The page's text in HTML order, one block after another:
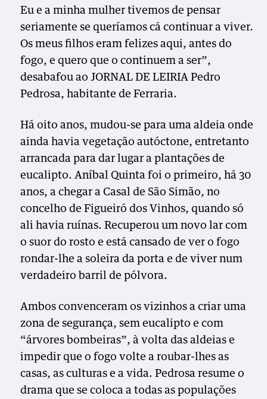
Eu e a minha mulher tivemos de pensar
seriamente se queríamos cá continuar a viver.
Os meus filhos eram felizes aqui, antes do
fogo, e quero que o continuem a ser”,
desabafou ao JORNAL DE LEIRIA Pedro
Pedrosa, habitante de Ferraria.
Há oito anos, mudou-se para uma aldeia onde
ainda havia vegetação autóctone, entretanto
arrancada para dar lugar a plantações de
eucalipto. Aníbal Quinta foi o primeiro, há 30
anos, a chegar a Casal de São Simão, no
concelho de Figueiró dos Vinhos, quando só
ali havia ruínas. Recuperou um novo lar com
o suor do rosto e está cansado de ver o fogo
rondar-lhe a soleira da porta e de viver num
verdadeiro barril de pólvora.
Ambos convenceram os vizinhos a criar uma
zona de segurança, sem eucalipto e com
“árvores bombeiras”, à volta das aldeias e
impedir que o fogo volte a roubar-lhes as
casas, as culturas e a vida. Pedrosa resume o
drama que se coloca a todas as populações